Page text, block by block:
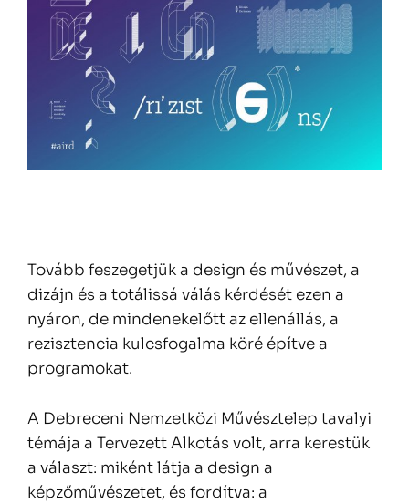
Tovább feszegetjük a design és művészet, a
dizájn és a totálissá válás kérdését ezen a
nyáron, de mindenekelőtt az ellenállás, a
rezisztencia kulcsfogalma köré építve a
programokat.
A Debreceni Nemzetközi Művésztelep tavalyi
témája a Tervezett Alkotás volt, arra kerestük
a választ: miként látja a design a
képzőművészetet, és fordítva: a